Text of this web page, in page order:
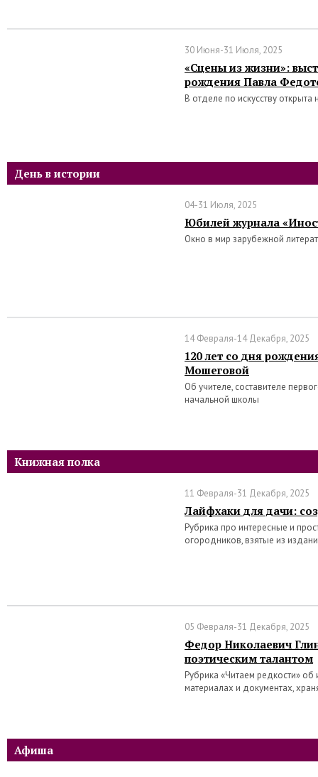
30 Июня-31 Июля, 2025
«Сцены из жизни»:
рождения Павла
В отделе по искусству открыта
День в истории
04-31 Июля, 2025
Юбилей журнала
Окно в мир зарубежной
14 Февраля-14 Декабря, 2025
120 лет со дня
Мошеговой
Об учителе, составителе
начальной школы
Книжная полка
11 Февраля-31 Декабря, 2025
Лайфхаки для дачи:
Рубрика про интересные и
огородников, взятые из
05 Февраля-31 Декабря, 2025
Федор Николаевич
поэтическим талантом
Рубрика «Читаем редкости» об
материалах и документах,
Афиша